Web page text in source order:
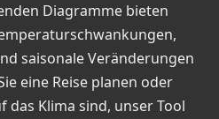
Diagramme bieten
saisonale Veränderungen
eine Reise planen oder
Klima sind, unser Tool